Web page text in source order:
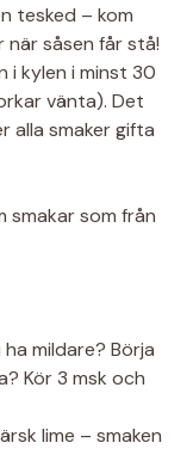
tesked – kom
när såsen får stå!
i kylen i minst 30
vänta). Det
alla smaker gifta
smakar som från
ha mildare? Börja
Kör 3 msk och
lime – smaken